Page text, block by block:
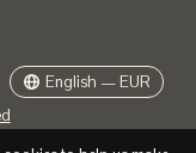
English — EUR